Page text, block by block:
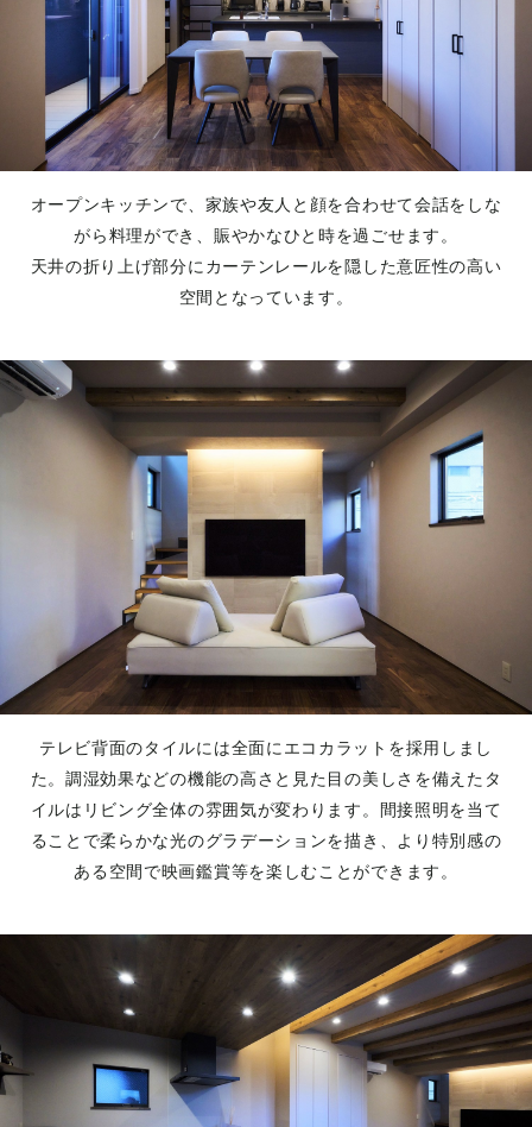
オープンキッチンで、家族や友人と顔を合わせて会話をしな
がら料理ができ、賑やかなひと時を過ごせます。
天井の折り上げ部分にカーテンレールを隠した意匠性の高い
空間となっています。
テレビ背面のタイルには全面にエコカラットを採用しまし
た。調湿効果などの機能の高さと見た目の美しさを備えたタ
イルはリビング全体の雰囲気が変わります。間接照明を当て
ることで柔らかな光のグラデーションを描き、より特別感の
ある空間で映画鑑賞等を楽しむことができます。